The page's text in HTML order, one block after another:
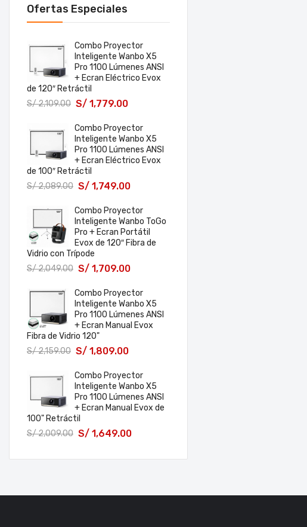
Ofertas Especiales
Combo Proyector
Inteligente Wanbo X5
Pro 1100 Lúmenes ANSI
+ Ecran Eléctrico Evox
de 120″ Retráctil
S/2,109.00 S/ 1,779.00
Combo Proyector
Inteligente Wanbo X5
Pro 1100 Lúmenes ANSI
+ Ecran Eléctrico Evox
de 100″ Retráctil
S/2,089.00 S/ 1,749.00
Combo Proyector
Inteligente Wanbo ToGo
Pro + Ecran Portátil
Evox de 120″ Fibra de
Vidrio con Trípode
S/2,049.00 S/ 1,709.00
Combo Proyector
Inteligente Wanbo X5
Pro 1100 Lúmenes ANSI
+ Ecran Manual Evox
Fibra de Vidrio 120"
S/2,159.00 S/ 1,809.00
Combo Proyector
Inteligente Wanbo X5
Pro 1100 Lúmenes ANSI
+ Ecran Manual Evox de
100" Retráctil
S/2,009.00 S/ 1,649.00